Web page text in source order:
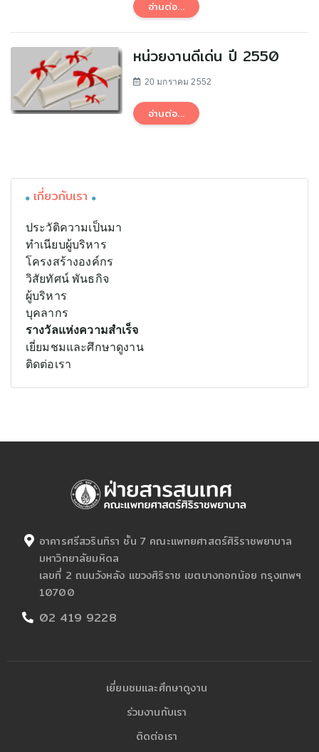
อ่านต่อ...
หน่วยงานดีเด่น ปี 2550
20 มกราคม 2552
อ่านต่อ...
เกี่ยวกับเรา
ประวัติความเป็นมา
ทำเนียบผู้บริหาร
โครงสร้างองค์กร
วิสัยทัศน์ พันธกิจ
ผู้บริหาร
บุคลากร
รางวัลแห่งความสำเร็จ
เยี่ยมชมและศึกษาดูงาน
ติดต่อเรา
อาคารศรีสวรินทิรา ชั้น 7 คณะแพทยศาสตร์ศิริราชพยาบาล
มหาวิทยาลัยมหิดล
เลขที่ 2 ถนนวังหลัง แขวงศิริราช เขตบางกอกน้อย กรุงเทพฯ
10700
02 419 9228
เยี่ยมชมและศึกษาดูงาน
ร่วมงานกับเรา
ติดต่อเรา